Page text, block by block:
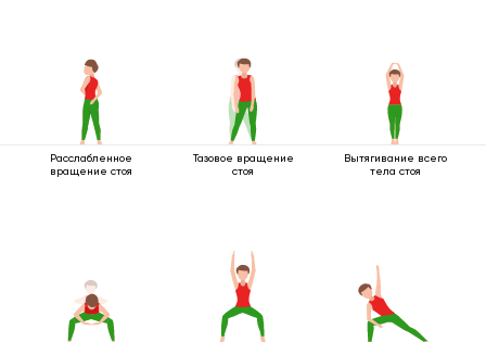
Расслабленное
вращение стоя
Тазовое вращение
стоя
Вытягивание всего
тела стоя